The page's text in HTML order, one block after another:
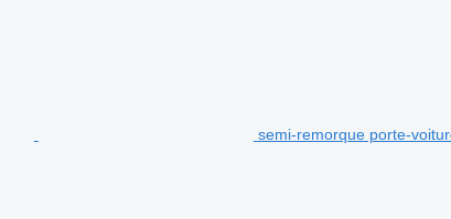
semi-remorque porte-